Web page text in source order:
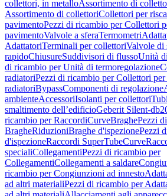
collettori, in metalloAssortimento di
Assortimento di collettoriCollettori per
pavimentoPezzi di ricambio per Collettori
pavimentoValvole a sferaTermometri
AdattatoriTerminali per collettoriValvole di
rapidoChiusureSuddivisori di flussoUnità
di ricambio per Unità di termoregolazione
radiatoriPezzi di ricambio per Collettori
radiatoriBypassComponenti di regolazione
ambienteAccessoriIsolanti per collettori
smaltimento dell’edificioGeberit Silent-
ricambio per RaccordiCurveBraghePezzi
BragheRiduzioniBraghe d'ispezionePezzi
d'ispezioneRaccordi SuperTubeCurve
specialiCollegamentiPezzi di ricambio per
CollegamentiCollegamenti a saldare
ricambio per Congiunzioni ad innesto
ad altri materialiPezzi di ricambio per